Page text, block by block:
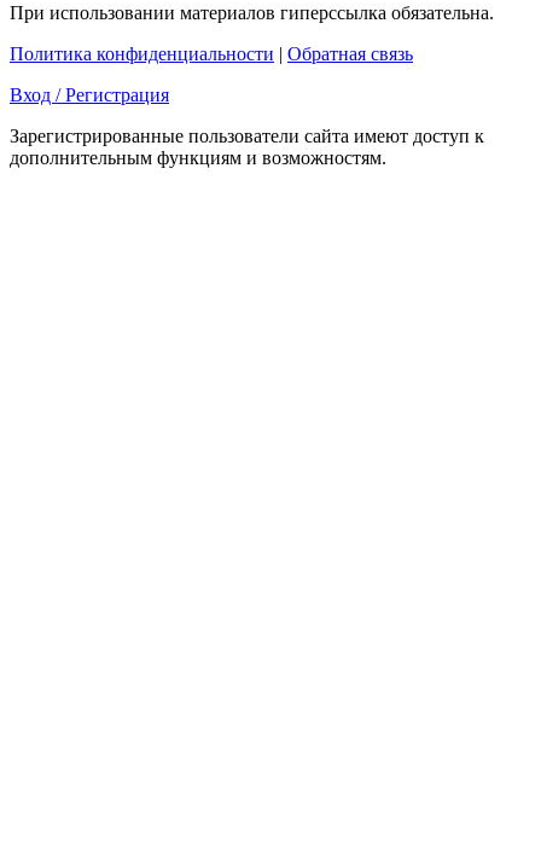
При использовании материалов гиперссылка обязательна.
Политика конфиденциальности | Обратная связь
Вход / Регистрация
Зарегистрированные пользователи сайта имеют доступ к
дополнительным функциям и возможностям.